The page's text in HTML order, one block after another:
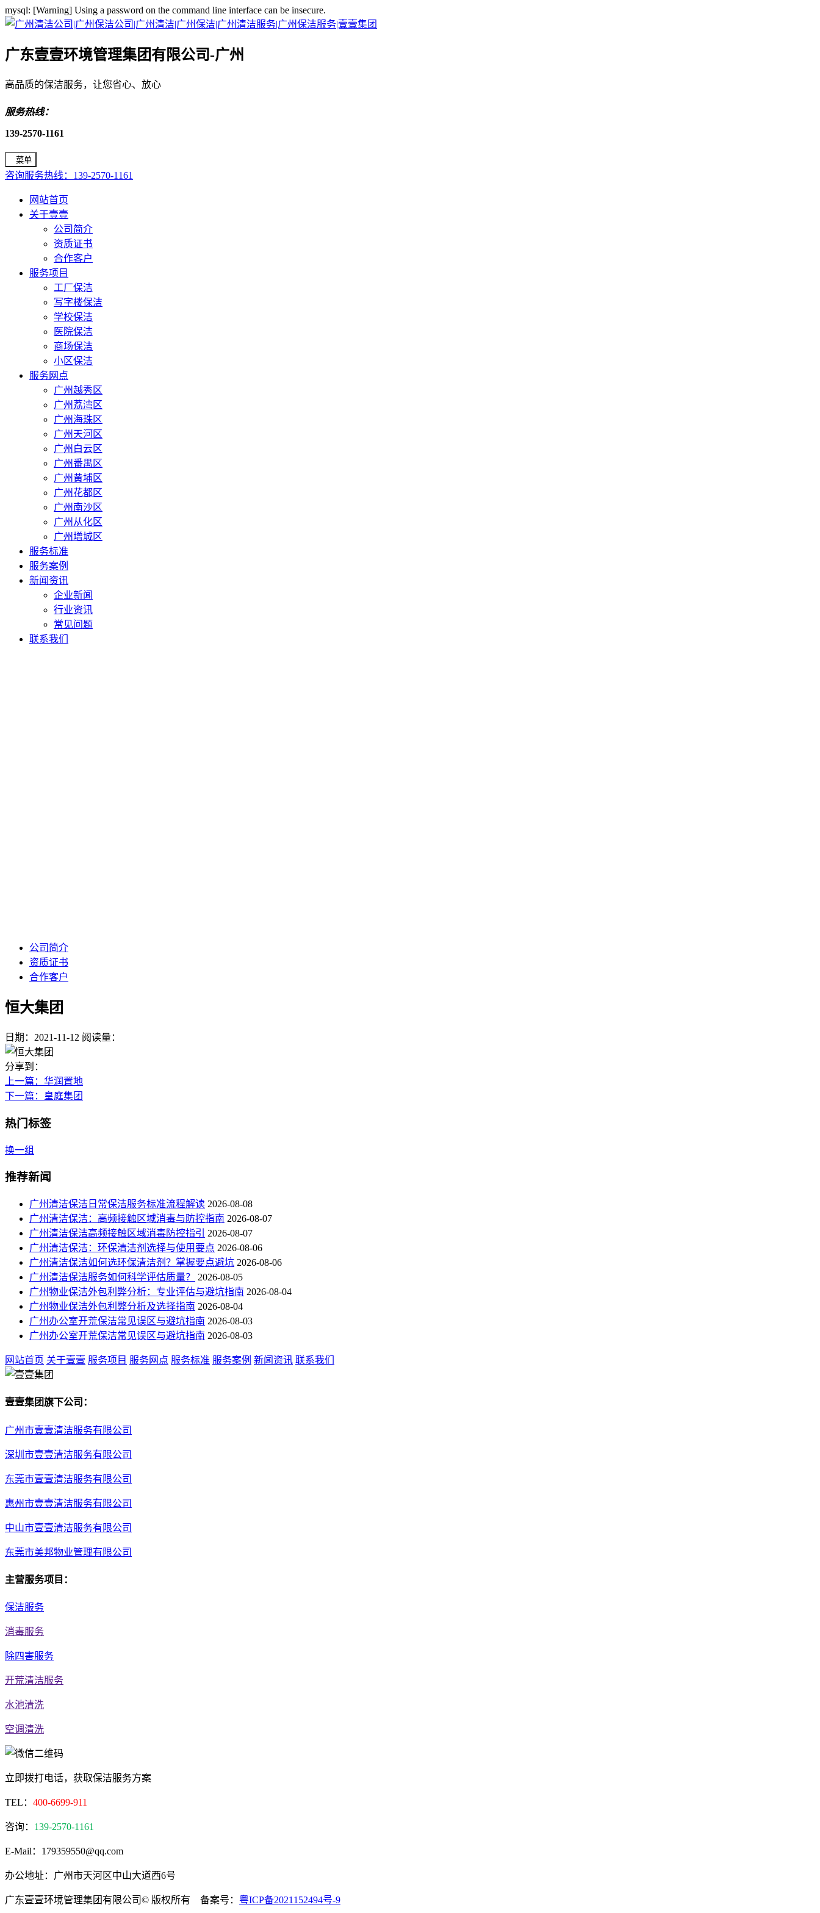
mysql: [Warning] Using a password on the command line interface can be insecure.
广东壹壹环境管理集团有限公司-广州
高品质的保洁服务，让您省心、放心
服务热线：
139-2570-1161
菜单
咨询服务热线：139-2570-1161
网站首页
关于壹壹
公司简介
资质证书
合作客户
服务项目
工厂保洁
写字楼保洁
学校保洁
医院保洁
商场保洁
小区保洁
服务网点
广州越秀区
广州荔湾区
广州海珠区
广州天河区
广州白云区
广州番禺区
广州黄埔区
广州花都区
广州南沙区
广州从化区
广州增城区
服务标准
服务案例
新闻资讯
企业新闻
行业资讯
常见问题
联系我们
公司简介
资质证书
合作客户
恒大集团
日期：2021-11-12 阅读量：
分享到：
上一篇 ：华润置地
下一篇 ：皇庭集团
热门标签
换一组
推荐新闻
广州清洁保洁日常保洁服务标准流程解读 2026-08-08
广州清洁保洁：高频接触区域消毒与防控指南 2026-08-07
广州清洁保洁高频接触区域消毒防控指引
2026-08-07
广州清洁保洁：环保清洁剂选择与使用要点 2026-08-06
广州清洁保洁如何选环保清洁剂？掌握要点避坑 2026-08-06
广州清洁保洁服务如何科学评估质量？
2026-08-05
广州物业保洁外包利弊分析：专业评估与避坑指南 2026-08-04
广州物业保洁外包利弊分析及选择指南 2026-08-04
广州办公室开荒保洁常见误区与避坑指南 2026-08-03
广州办公室开荒保洁常见误区与避坑指南 2026-08-03
网站首页 关于壹壹 服务项目 服务网点 服务标准 服务案例 新闻资讯 联系我们
壹壹集团旗下公司：
广州市壹壹清洁服务有限公司
深圳市壹壹清洁服务有限公司
东莞市壹壹清洁服务有限公司
惠州市壹壹清洁服务有限公司
中山市壹壹清洁服务有限公司
东莞市美邦物业管理有限公司
主营服务项目：
保洁服务
消毒服务
除四害服务
开荒清洁服务
水池清洗
空调清洗
立即拨打电话，获取保洁服务方案
TEL： 400-6699-911
咨询： 139-2570-1161
E-Mail：179359550@qq.com
办公地址：广州市天河区中山大道西6号
广东壹壹环境管理集团有限公司© 版权所有 备案号： 粤ICP备2021152494号-9